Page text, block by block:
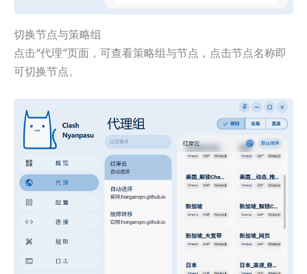
切换节点与策略组
点击“代理”页面，可查看策略组与节点，点击节点名称即
可切换节点。